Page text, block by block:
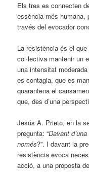
Els tres es connecten
essència més humana,
través del evocador
La resistència és el
col·lectiva mantenir un
una intensitat
es contagia, que es
quarantena el
que, des d’una
Jesús A. Prieto, en la
pregunta: “Davant
només?”. I davant la
resistència evoca
acció, a una proposta